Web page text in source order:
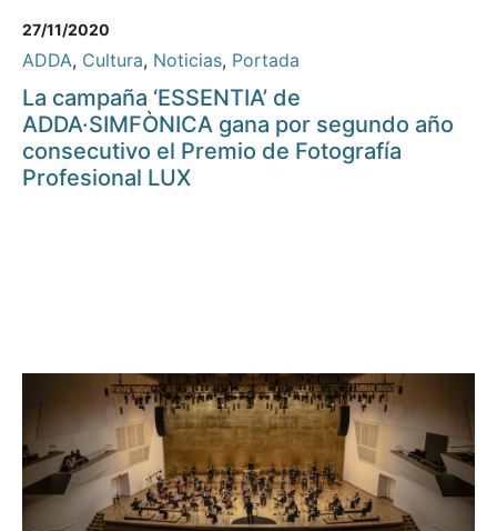
27/11/2020
ADDA, Cultura, Noticias, Portada
La campaña ‘ESSENTIA’ de
ADDA·SIMFÒNICA gana por segundo año
consecutivo el Premio de Fotografía
Profesional LUX